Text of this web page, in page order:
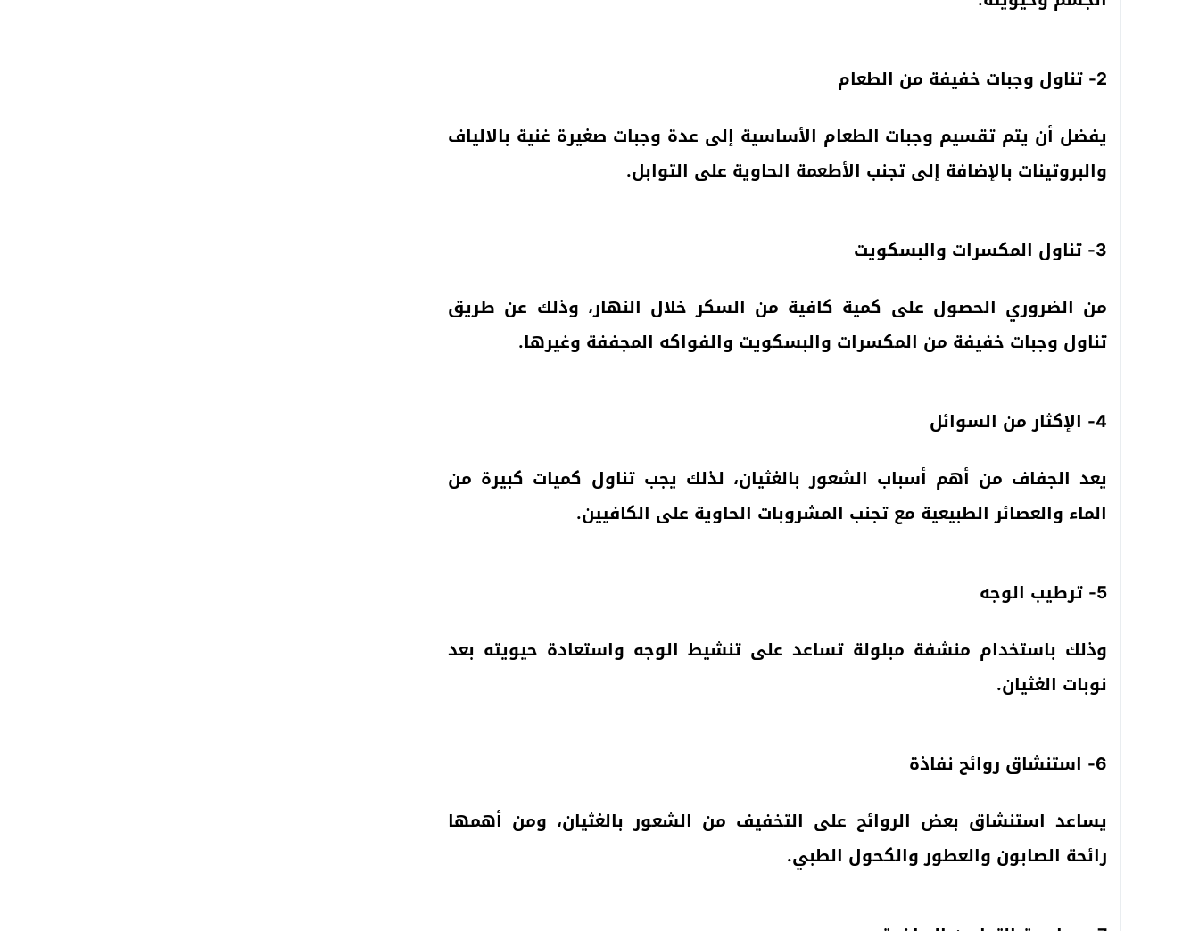
2- تناول وجبات خفيفة من الطعام
يفضل أن يتم تقسيم وجبات الطعام الأساسية إلى عدة وجبات صغيرة غنية بالالياف
والبروتينات بالإضافة إلى تجنب الأطعمة الحاوية على التوابل.
3- تناول المكسرات والبسكويت
من الضروري الحصول على كمية كافية من السكر خلال النهار، وذلك عن طريق
تناول وجبات خفيفة من المكسرات والبسكويت والفواكه المجففة وغيرها.
4- الإكثار من السوائل
يعد الجفاف من أهم أسباب الشعور بالغثيان، لذلك يجب تناول كميات كبيرة من
الماء والعصائر الطبيعية مع تجنب المشروبات الحاوية على الكافيين.
5- ترطيب الوجه
وذلك باستخدام منشفة مبلولة تساعد على تنشيط الوجه واستعادة حيويته بعد
نوبات الغثيان.
6- استنشاق روائح نفاذة
يساعد استنشاق بعض الروائح على التخفيف من الشعور بالغثيان، ومن أهمها
رائحة الصابون والعطور والكحول الطبي.